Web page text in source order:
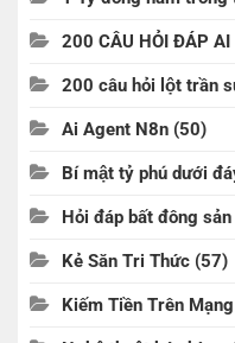
200 CÂU HỎI ĐÁP AI
200 câu hỏi lột trần
Ai Agent N8n (50)
Bí mật tỷ phú dưới
Hỏi đáp bất đông sản
Kẻ Săn Tri Thức (57)
Kiếm Tiền Trên Mạng